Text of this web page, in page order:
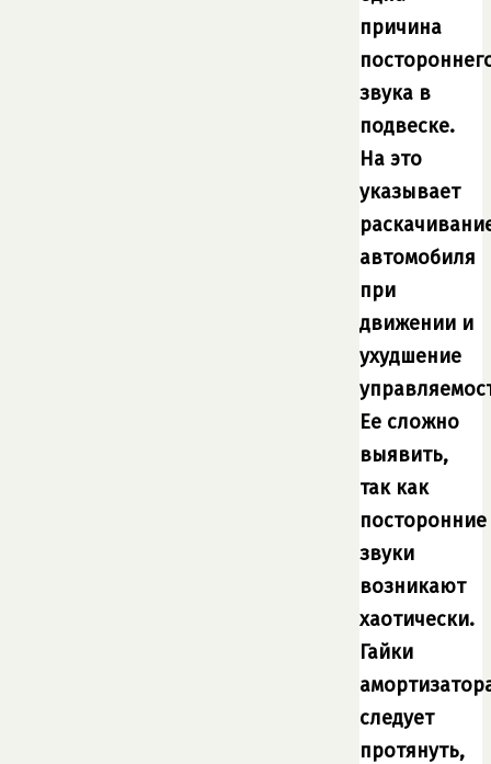
причина
звука в
подвеске.
На это
указывает
автомобиля
при
движении и
ухудшение
Ее сложно
выявить,
так как
посторонние
звуки
возникают
хаотически.
Гайки
следует
протянуть,